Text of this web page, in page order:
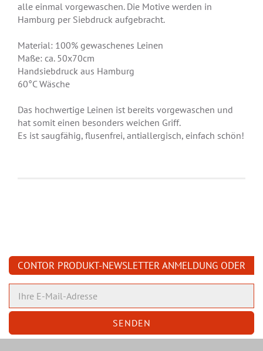
alle einmal vorgewaschen. Die Motive werden in
Hamburg per Siebdruck aufgebracht.
Material: 100% gewaschenes Leinen
Maße: ca. 50x70cm
Handsiebdruck aus Hamburg
60°C Wäsche
Das hochwertige Leinen ist bereits vorgewaschen und
hat somit einen besonders weichen Griff.
Es ist saugfähig, flusenfrei, antiallergisch, einfach schön!
CONTOR PRODUKT-NEWSLETTER ANMELDUNG ODER
ABMELDUNG